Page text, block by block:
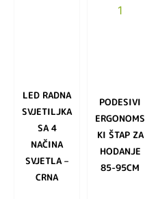
LED RADNA
SVJETILJKA
SA 4
NAČINA
SVJETLA –
CRNA
PODESIVI
ERGONOMS
KI ŠTAP ZA
HODANJE
85-95CM